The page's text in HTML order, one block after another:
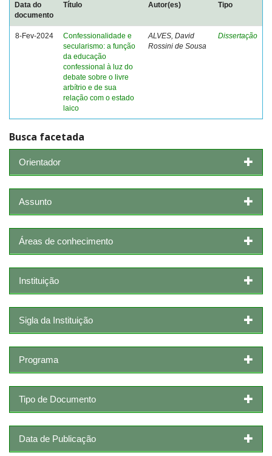
Data do
documento
Título Autor(es) Tipo
8-Fev-2024
Confessionalidade e
secularismo: a função
da educação
confessional à luz do
debate sobre o livre
arbítrio e de sua
relação com o estado
laico
ALVES, David
Rossini de Sousa
Dissertação
Busca facetada
Orientador
Assunto
Áreas de conhecimento
Instituição
Sigla da Instituição
Programa
Tipo de Documento
Data de Publicação